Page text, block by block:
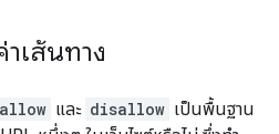
เส้นทาง
allow และ disallow เป็นพื้นฐาน